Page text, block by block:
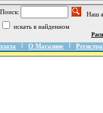
Поиск:
Наш
искать в найденном
О Магазине